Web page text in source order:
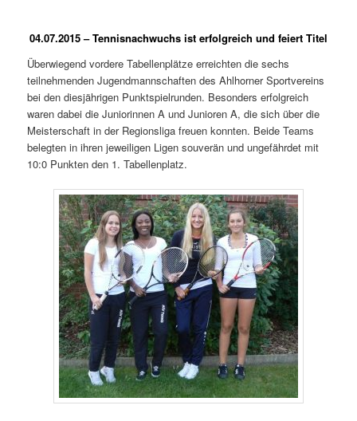
04.07.2015 – Tennisnachwuchs ist erfolgreich und feiert Titel
Überwiegend vordere Tabellenplätze erreichten die sechs
teilnehmenden Jugendmannschaften des Ahlhorner Sportvereins
bei den diesjährigen Punktspielrunden. Besonders erfolgreich
waren dabei die Juniorinnen A und Junioren A, die sich über die
Meisterschaft in der Regionsliga freuen konnten. Beide Teams
belegten in ihren jeweiligen Ligen souverän und ungefährdet mit
10:0 Punkten den 1. Tabellenplatz.